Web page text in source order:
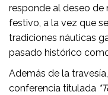
responde al deseo de
festivo, a la vez que
tradiciones náuticas
pasado histórico
Además de la
conferencia titulada